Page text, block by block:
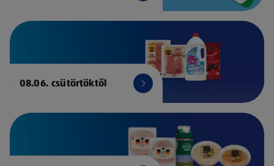
08.06. csütörtöktől